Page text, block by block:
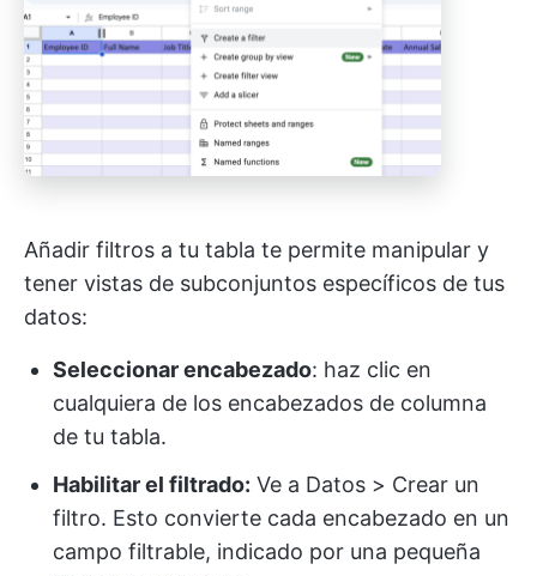
Añadir filtros a tu tabla te permite manipular y
tener vistas de subconjuntos específicos de tus
datos:
Seleccionar encabezado: haz clic en
cualquiera de los encabezados de columna
de tu tabla.
Habilitar el filtrado: Ve a Datos > Crear un
filtro. Esto convierte cada encabezado en un
campo filtrable, indicado por una pequeña